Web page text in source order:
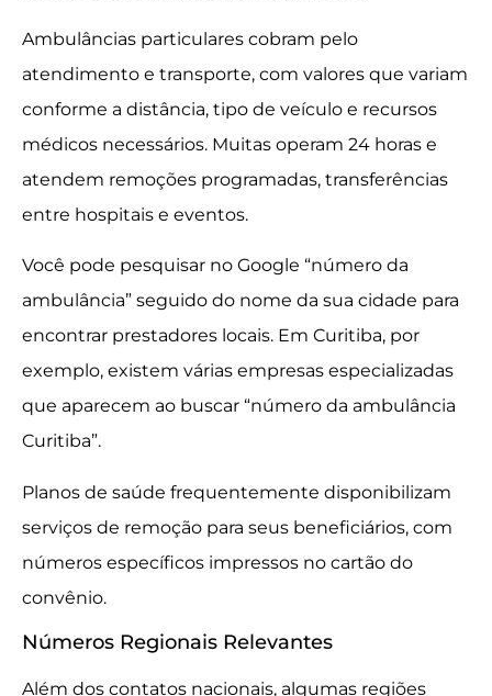
Ambulâncias particulares cobram pelo
atendimento e transporte, com valores que variam
conforme a distância, tipo de veículo e recursos
médicos necessários. Muitas operam 24 horas e
atendem remoções programadas, transferências
entre hospitais e eventos.
Você pode pesquisar no Google “número da
ambulância” seguido do nome da sua cidade para
encontrar prestadores locais. Em Curitiba, por
exemplo, existem várias empresas especializadas
que aparecem ao buscar “número da ambulância
Curitiba”.
Planos de saúde frequentemente disponibilizam
serviços de remoção para seus beneficiários, com
números específicos impressos no cartão do
convênio.
Números Regionais Relevantes
Além dos contatos nacionais, algumas regiões